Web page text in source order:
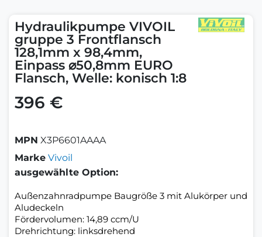
Hydraulikpumpe VIVOIL
gruppe 3 Frontflansch
128,1mm x 98,4mm,
Einpass ⌀50,8mm EURO
Flansch, Welle: konisch 1:8
396 €
MPN X3P6601AAAA
Marke Vivoil
ausgewählte Option:
Außenzahnradpumpe Baugröße 3 mit Alukörper und
Aludeckeln
Fördervolumen: 14,89 ccm/U
Drehrichtung: linksdrehend